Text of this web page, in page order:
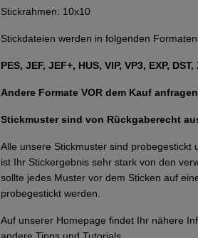
Stickrahmen: 10x10
Stickdateien werden in folgenden
PES, JEF, JEF+, HUS, VIP, VP3, EXP, DST,
Andere Formate VOR dem Kauf
Stickmuster sind von Rückgaberecht
Alle unsere Stickmuster sind
ist Ihr Stickergebnis sehr stark von den
sollte jedes Muster vor dem Sticken auf
probegestickt werden.
Auf unserer Homepage findet Ihr nähere